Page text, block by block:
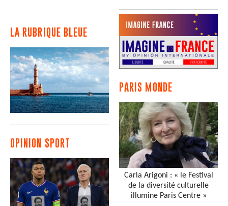
LA RUBRIQUE BLEUE
OPINION SPORT
PARIS MONDE
Carla Arigoni : « le Festival
de la diversité culturelle
illumine Paris Centre »